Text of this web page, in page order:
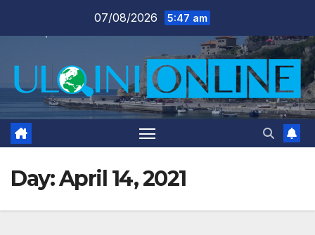
07/08/2026 5:47 am
Day:April 14, 2021